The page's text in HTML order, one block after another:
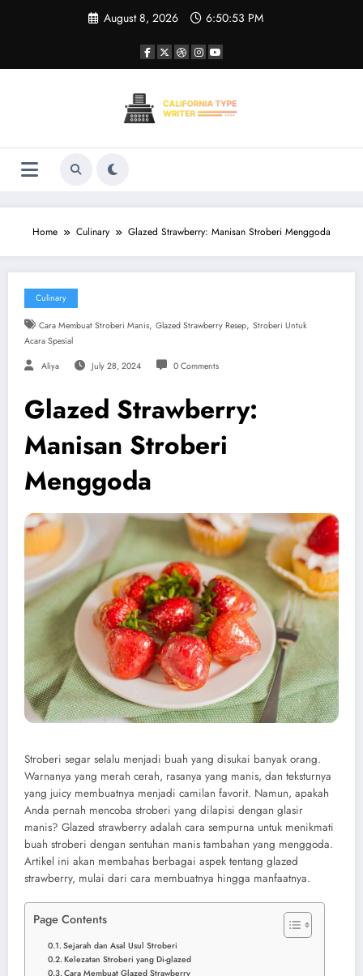
August 8, 2026 6:50:55 PM
Home Culinary Glazed Strawberry: Manisan Stroberi Menggoda
Culinary
Cara Membuat Stroberi Manis, Glazed Strawberry Resep, Stroberi Untuk
Acara Spesial
Aliya July 28, 2024 0 Comments
Glazed Strawberry:
Manisan Stroberi
Menggoda
Stroberi segar selalu menjadi buah yang disukai banyak orang.
Warnanya yang merah cerah, rasanya yang manis, dan teksturnya
yang juicy membuatnya menjadi camilan favorit. Namun, apakah
Anda pernah mencoba stroberi yang dilapisi dengan glasir
manis? Glazed strawberry adalah cara sempurna untuk menikmati
buah stroberi dengan sentuhan manis tambahan yang menggoda.
Artikel ini akan membahas berbagai aspek tentang glazed
strawberry, mulai dari cara membuatnya hingga manfaatnya.
Page Contents
Sejarah dan Asal Usul Stroberi
Kelezatan Stroberi yang Di-glazed
Cara Membuat Glazed Strawberry